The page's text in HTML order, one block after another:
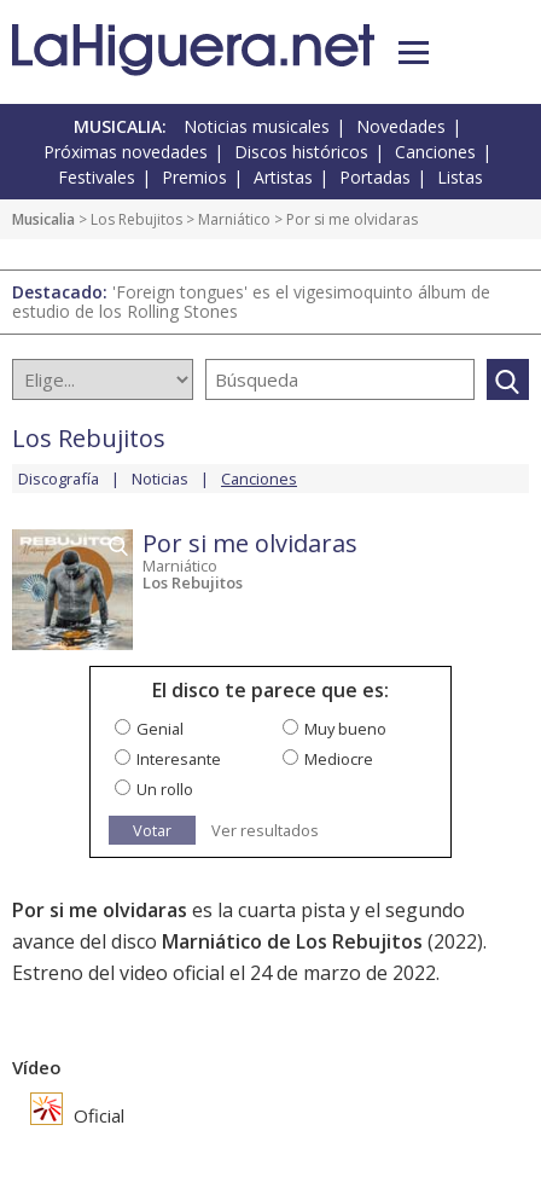
MUSICALIA: Noticias musicales
Novedades
Próximas novedades
Discos históricos
Canciones
Festivales
Premios Artistas Portadas Listas
Musicalia > Los Rebujitos > Marniático > Por si me olvidaras
Destacado: 'Foreign tongues' es el vigesimoquinto álbum de
estudio de los Rolling Stones
Los Rebujitos
Discografía Noticias Canciones
Por si me olvidaras
Marniático
Los Rebujitos
El disco te parece que es:
Genial
Muy bueno
Interesante
Mediocre
Un rollo
Votar
Ver resultados
Por si me olvidaras es la cuarta pista y el segundo
avance del disco Marniático de Los Rebujitos (2022).
Estreno del video oficial el 24 de marzo de 2022.
Vídeo
Oficial